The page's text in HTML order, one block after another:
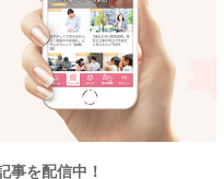
事を配信中！